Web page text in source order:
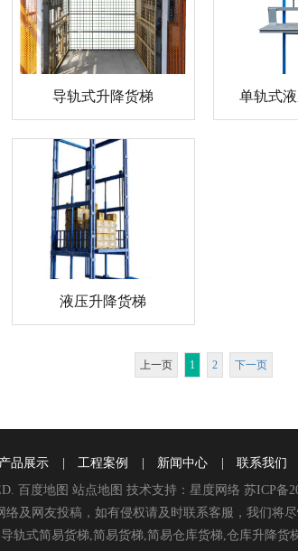
导轨式升降货梯 单轨式
液压升降货梯
上一页 1 2 下一页
产品展示 工程案例 新闻中心
联系我们
百度地图 站点地图 技术支持： 星度网络 苏ICP备
及网友投稿，如有侵权请及时联系客服，我们将尽
轨式简易货梯,简易货梯,简易仓库货梯,仓库升降货